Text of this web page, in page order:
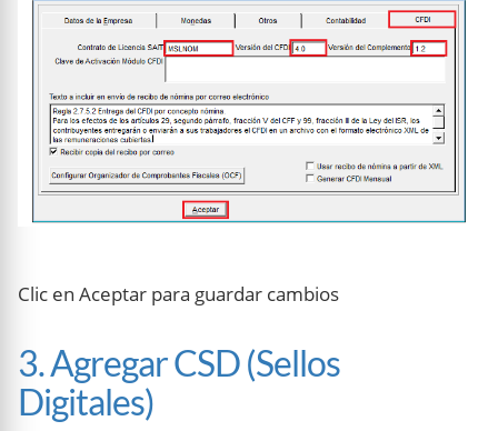
Clic en Aceptar para guardar cambios
3. Agregar CSD (Sellos
Digitales)